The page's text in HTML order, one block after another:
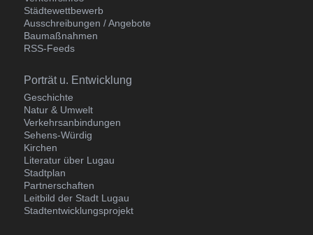
Städtewettbewerb
Ausschreibungen / Angebote
Baumaßnahmen
RSS-Feeds
Navigation
überspringen
Porträt u. Entwicklung
Geschichte
Natur & Umwelt
Verkehrsanbindungen
Sehens-Würdig
Kirchen
Literatur über Lugau
Stadtplan
Partnerschaften
Leitbild der Stadt Lugau
Stadtentwicklungsprojekt